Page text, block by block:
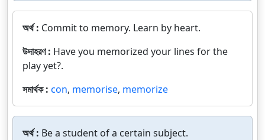
অর্থ : Commit to memory. Learn by heart.
উদাহরণ : Have you memorized your lines for the
play yet?.
সমার্থক : con, memorise, memorize
অর্থ : Be a student of a certain subject.